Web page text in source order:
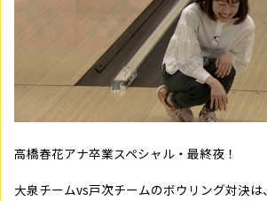
高橋春花アナ卒業スペシャル・最終夜！
大泉チームvs戸次チームのボウリング対決は、